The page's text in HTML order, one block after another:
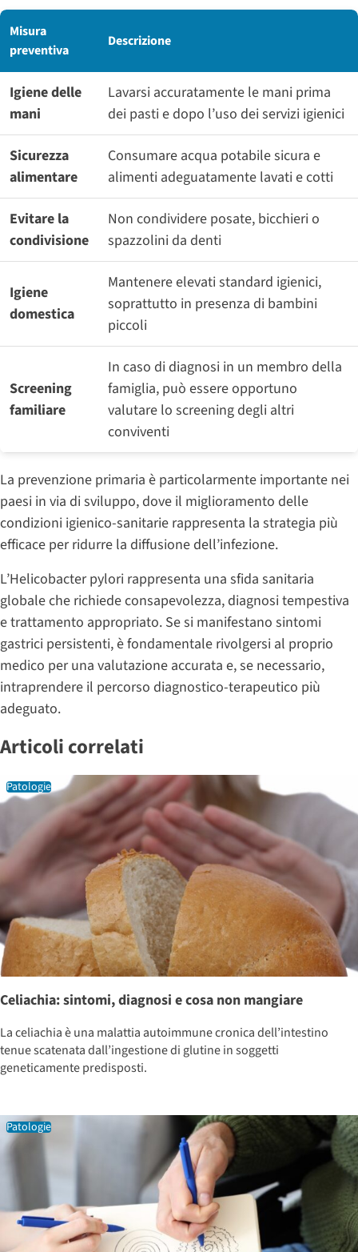
Misura
preventiva
Descrizione
Igiene delle
mani
Lavarsi accuratamente le mani prima
dei pasti e dopo l’uso dei servizi igienici
Sicurezza
alimentare
Consumare acqua potabile sicura e
alimenti adeguatamente lavati e cotti
Evitare la
condivisione
Non condividere posate, bicchieri o
spazzolini da denti
Igiene
domestica
Mantenere elevati standard igienici,
soprattutto in presenza di bambini
piccoli
Screening
familiare
In caso di diagnosi in un membro della
famiglia, può essere opportuno
valutare lo screening degli altri
conviventi
La prevenzione primaria è particolarmente importante nei
paesi in via di sviluppo, dove il miglioramento delle
condizioni igienico-sanitarie rappresenta la strategia più
efficace per ridurre la diffusione dell’infezione.
L’Helicobacter pylori rappresenta una sfida sanitaria
globale che richiede consapevolezza, diagnosi tempestiva
e trattamento appropriato. Se si manifestano sintomi
gastrici persistenti, è fondamentale rivolgersi al proprio
medico per una valutazione accurata e, se necessario,
intraprendere il percorso diagnostico-terapeutico più
adeguato.
Articoli correlati
Celiachia: sintomi, diagnosi e cosa non mangiare
La celiachia è una malattia autoimmune cronica dell’intestino
tenue scatenata dall’ingestione di glutine in soggetti
geneticamente predisposti.
Patologie
Patologie